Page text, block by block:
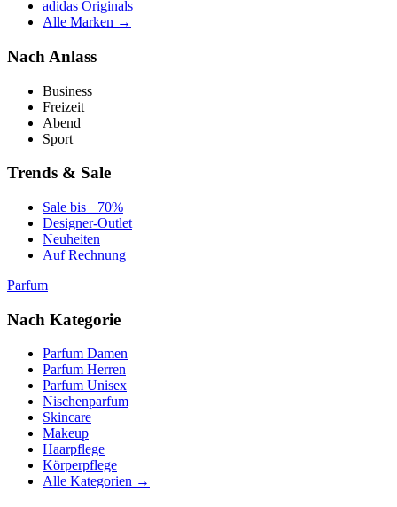
adidas Originals
Alle Marken →
Nach Anlass
Business
Freizeit
Abend
Sport
Trends & Sale
Sale bis −70%
Designer-Outlet
Neuheiten
Auf Rechnung
Parfum
Nach Kategorie
Parfum Damen
Parfum Herren
Parfum Unisex
Nischenparfum
Skincare
Makeup
Haarpflege
Körperpflege
Alle Kategorien →